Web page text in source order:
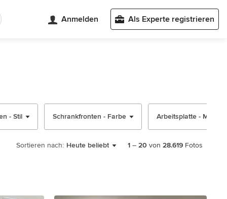
Anmelden Als Experte registrieren
- Stil Schrankfronten - Farbe Arbeitsplatte -
Sortieren nach: Heute beliebt 1 – 20 von 28.619 Fotos